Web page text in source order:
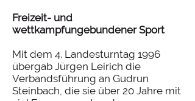
Freizeit- und
wettkampfungebundener Sport
Mit dem 4. Landesturntag 1996
übergab Jürgen Leirich die
Verbandsführung an Gudrun
Steinbach, die sie über 20 Jahre mit